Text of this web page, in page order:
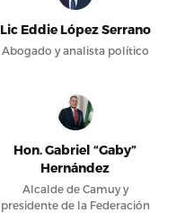
Lic Eddie López Serrano
Abogado y analista político
Hon. Gabriel “Gaby”
Hernández
Alcalde de Camuy y
presidente de la Federación